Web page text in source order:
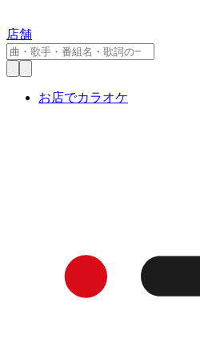
店舗
お店でカラオケ